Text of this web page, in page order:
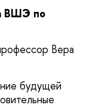
ВШЭ по
Вера
будущей